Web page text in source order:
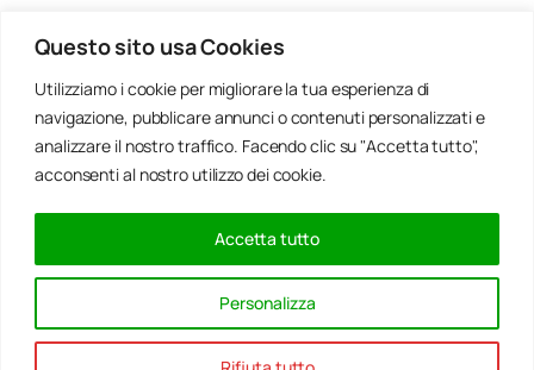
Questo sito usa Cookies
Utilizziamo i cookie per migliorare la tua esperienza di
navigazione, pubblicare annunci o contenuti personalizzati e
analizzare il nostro traffico. Facendo clic su "Accetta tutto",
acconsenti al nostro utilizzo dei cookie.
Personalizza
Accetta tutto
Ponte Morandi e quell’anno
zero che non è mai arrivato a
Genova
Agosto
2023
Rinnovabili, al passo della
Bocchetta un parco eolico
con 5 pale da 150 metri
Gennaio